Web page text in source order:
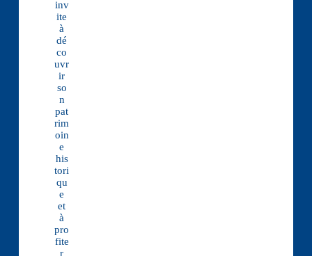
inv
ite
à
dé
co
uvr
ir
so
n
pat
rim
oin
e
his
tori
qu
e
et
à
pro
fite
r